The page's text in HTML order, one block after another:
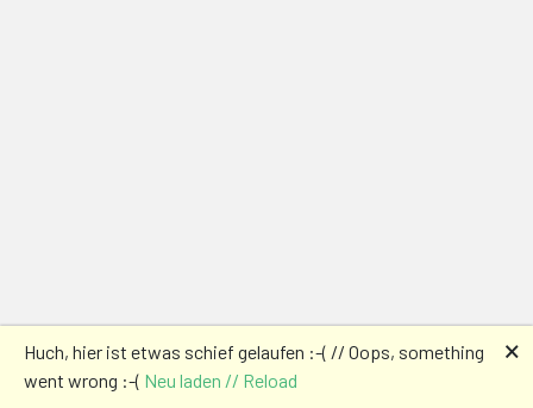
Huch, hier ist etwas schief gelaufen :-( // Oops, something
went wrong :-( Neu laden // Reload
🗙